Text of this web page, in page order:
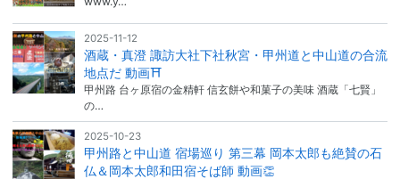
2025-11-12
酒蔵・真澄 諏訪大社下社秋宮・甲州道と中山道の合流
地点だ 動画⛩
甲州路 台ヶ原宿の金精軒 信玄餅や和菓子の美味 酒蔵「七賢」
の…
2025-10-23
甲州路と中山道 宿場巡り 第三幕 岡本太郎も絶賛の石
仏＆岡本太郎和田宿そば師 動画👏